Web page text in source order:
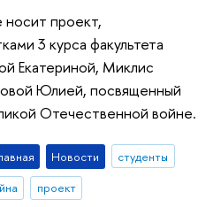
проект,
3 курса факультета
Екатериной, Миклис
Юлией, посвященный
Отечественной войне.
Новости
студенты
проект